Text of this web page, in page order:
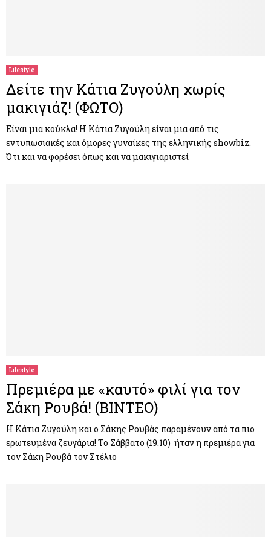
Lifestyle
Δείτε την Κάτια Ζυγούλη χωρίς
μακιγιάζ! (ΦΩΤΟ)
Είναι μια κούκλα! Η Κάτια Ζυγούλη είναι μια από τις
εντυπωσιακές και όμορες γυναίκες της ελληνικής showbiz.
Ότι και να φορέσει όπως και να μακιγιαριστεί
Lifestyle
Πρεμιέρα με «καυτό» φιλί για τον
Σάκη Ρουβά! (ΒΙΝΤΕΟ)
Η Κάτια Ζυγούλη και ο Σάκης Ρουβάς παραμένουν από τα πιο
ερωτευμένα ζευγάρια! Το Σάββατο (19.10) ήταν η πρεμιέρα για
τον Σάκη Ρουβά τον Στέλιο